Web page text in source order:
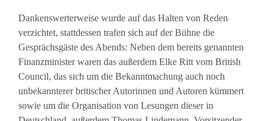
Dankenswerterweise wurde auf das Halten von Reden
verzichtet, stattdessen trafen sich auf der Bühne die
Gesprächsgäste des Abends: Neben dem bereits genannten
Finanzminister waren das außerdem Elke Ritt vom British
Council, das sich um die Bekanntmachung auch noch
unbekannterer britischer Autorinnen und Autoren kümmert
sowie um die Organisation von Lesungen dieser in